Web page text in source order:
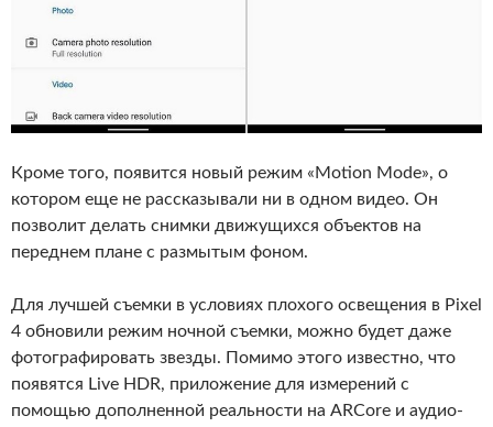
Кроме того, появится новый режим «Motion Mode», о
котором еще не рассказывали ни в одном видео. Он
позволит делать снимки движущихся объектов на
переднем плане с размытым фоном.
Для лучшей съемки в условиях плохого освещения в Pixel
4 обновили режим ночной съемки, можно будет даже
фотографировать звезды. Помимо этого известно, что
появятся Live HDR, приложение для измерений с
помощью дополненной реальности на ARCore и аудио-